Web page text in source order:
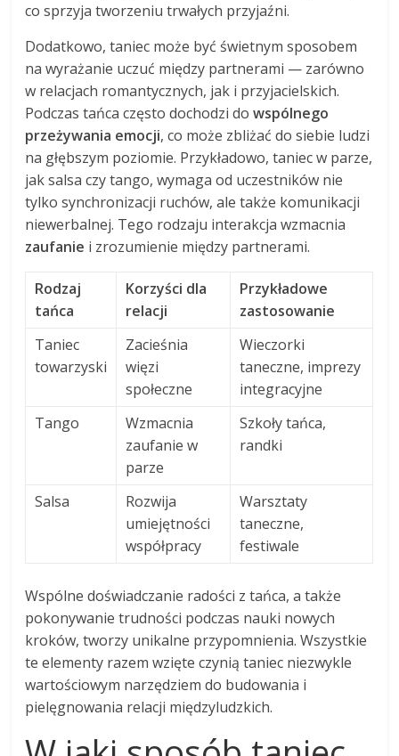
co sprzyja tworzeniu trwałych przyjaźni.
Dodatkowo, taniec może być świetnym sposobem
na wyrażanie uczuć między partnerami — zarówno
w relacjach romantycznych, jak i przyjacielskich.
Podczas tańca często dochodzi dowspólnego
przeżywania emocji, co może zbliżać do siebie ludzi
na głębszym poziomie. Przykładowo, taniec w parze,
jak salsa czy tango, wymaga od uczestników nie
tylko synchronizacji ruchów, ale także komunikacji
niewerbalnej. Tego rodzaju interakcja wzmacnia
zaufanie i zrozumienie między partnerami.
Rodzaj
tańca
Korzyści dla
relacji
Przykładowe
zastosowanie
Taniec
towarzyski
Zacieśnia
więzi
społeczne
Wieczorki
taneczne, imprezy
integracyjne
Tango
Wzmacnia
zaufanie w
parze
Szkoły tańca,
randki
Salsa
Rozwija
umiejętności
współpracy
Warsztaty
taneczne,
festiwale
Wspólne doświadczanie radości z tańca, a także
pokonywanie trudności podczas nauki nowych
kroków, tworzy unikalne przypomnienia. Wszystkie
te elementy razem wzięte czynią taniec niezwykle
wartościowym narzędziem do budowania i
pielęgnowania relacji międzyludzkich.